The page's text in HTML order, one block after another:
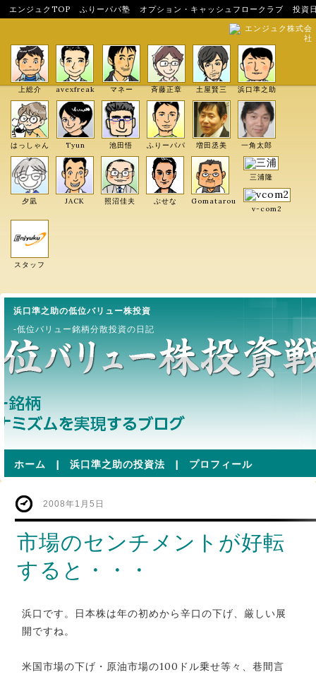
エンジュクTOP ふりーパパ塾 オプション・キャッシュフロークラブ
投資
エンジュク株式会
社
上総介 avexfreak マネー 斉藤正章 土屋賢三 浜口準之助
はっしゃん Tyun 池田悟 ふりーパパ 増田丞美 一角太郎
夕凪 JACK 照沼佳夫 ぶせな Gomatarou
三浦隆
v-com2
スタッフ
浜口準之助の低位バリュー株投資
-低位バリュー銘柄分散投資の日記
ホーム | 浜口準之助の投資法 | プロフィール
2008年1月5日
市場のセンチメントが好転
すると・・・
浜口です。日本株は年の初めから辛口の下げ、厳しい展
開ですね。
米国市場の下げ・原油市場の100ドル乗せ等々、巷間言